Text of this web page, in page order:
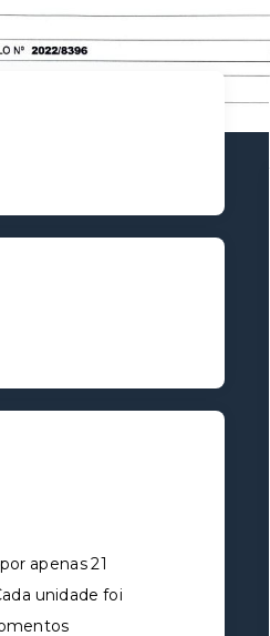
apenas 21
unidade foi